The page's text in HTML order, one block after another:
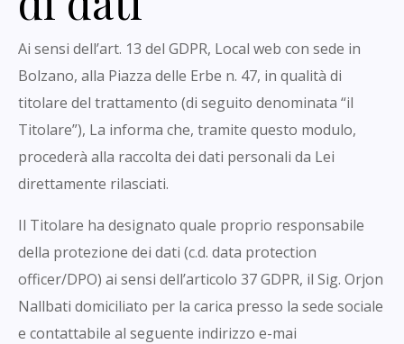
Ai sensi dell’art. 13 del GDPR, Local web con sede in
Bolzano, alla Piazza delle Erbe n. 47, in qualità di
titolare del trattamento (di seguito denominata “il
Titolare”), La informa che, tramite questo modulo,
procederà alla raccolta dei dati personali da Lei
direttamente rilasciati.
Il Titolare ha designato quale proprio responsabile
della protezione dei dati (c.d. data protection
officer/DPO) ai sensi dell’articolo 37 GDPR, il Sig. Orjon
Nallbati domiciliato per la carica presso la sede sociale
e contattabile al seguente indirizzo e-mai